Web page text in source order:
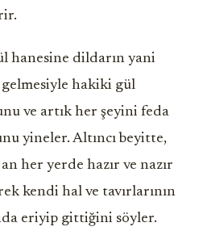
hanesine dildarın yani
hakiki gül
ve artık her şeyini feda
yineler. Altıncı beyitte,
her yerde hazır ve nazır
kendi hal ve tavırlarının
eriyip gittiğini söyler.